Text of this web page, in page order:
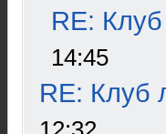
RE:
14:45
RE: Клуб